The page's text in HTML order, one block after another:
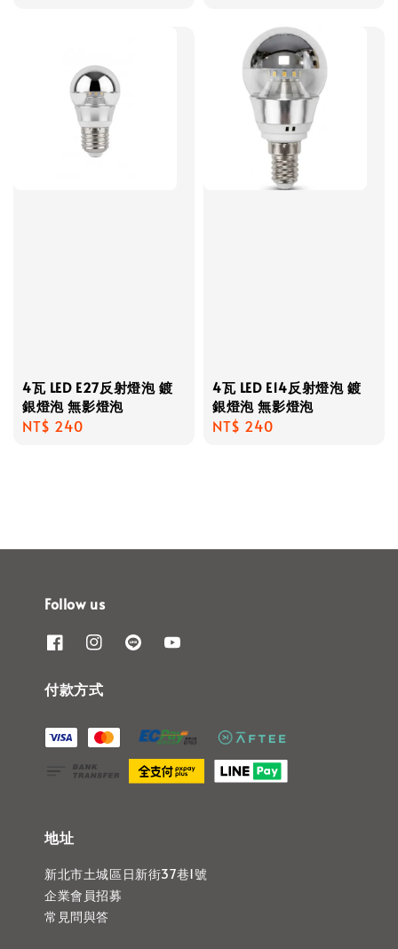
4瓦 LED E27反射燈泡 鍍
銀燈泡 無影燈泡
Regular
NT$ 240
4瓦 LED E14反射燈泡 鍍
銀燈泡 無影燈泡
Regular
NT$ 240
Follow us
付款方式
地址
新北市土城區日新街37巷1號
企業會員招募
常見問與答